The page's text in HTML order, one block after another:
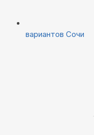
вариантов Сочи